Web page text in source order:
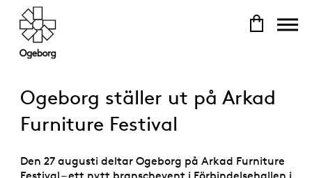
Ogeborg ställer ut på Arkad
Furniture Festival
Den 27 augusti deltar Ogeborg på Arkad Furniture